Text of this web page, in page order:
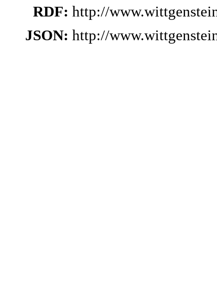
RDF: http://
JSON: http://